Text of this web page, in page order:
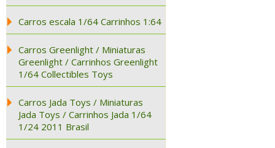
Carros escala 1/64 Carrinhos 1:64
Carros Greenlight / Miniaturas
Greenlight / Carrinhos Greenlight
1/64 Collectibles Toys
Carros Jada Toys / Miniaturas
Jada Toys / Carrinhos Jada 1/64
1/24 2011 Brasil